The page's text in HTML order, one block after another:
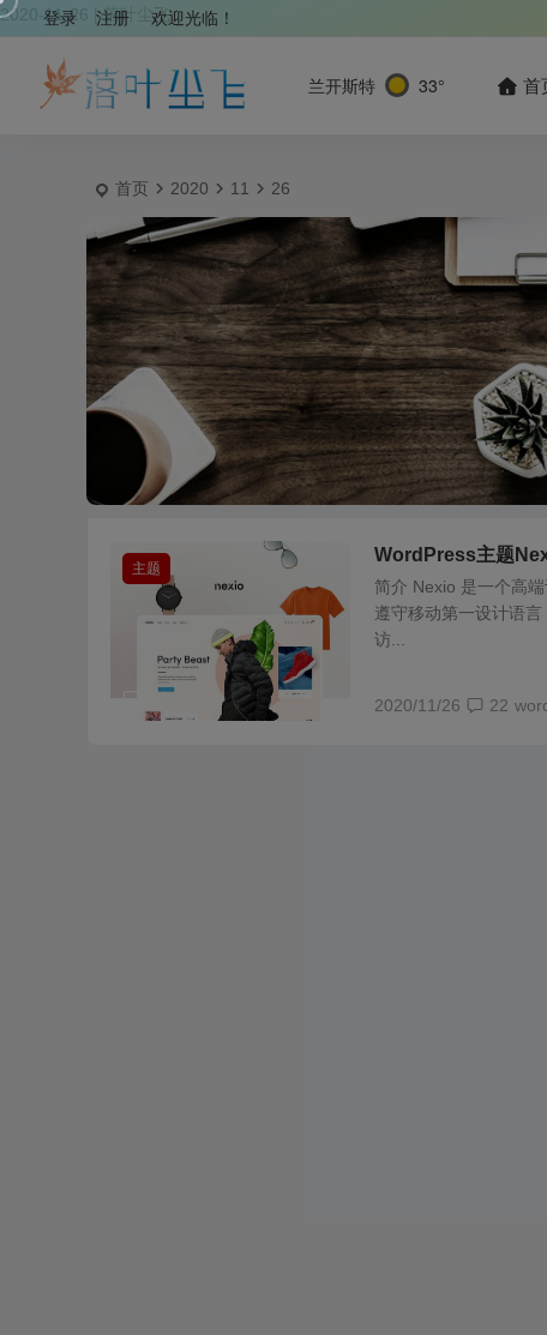
2020-11-26 | 落叶尘飞欢迎光临！
登录 注册
兰开斯特 33° 首
首页 2020 11 26
主题
WordPress主题
简介 Nexio 是一个高
遵守移动第一设计语
访...
2020/11/26 22